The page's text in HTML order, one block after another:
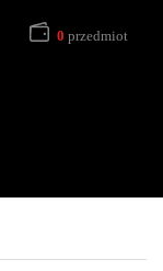
0 przedmiot